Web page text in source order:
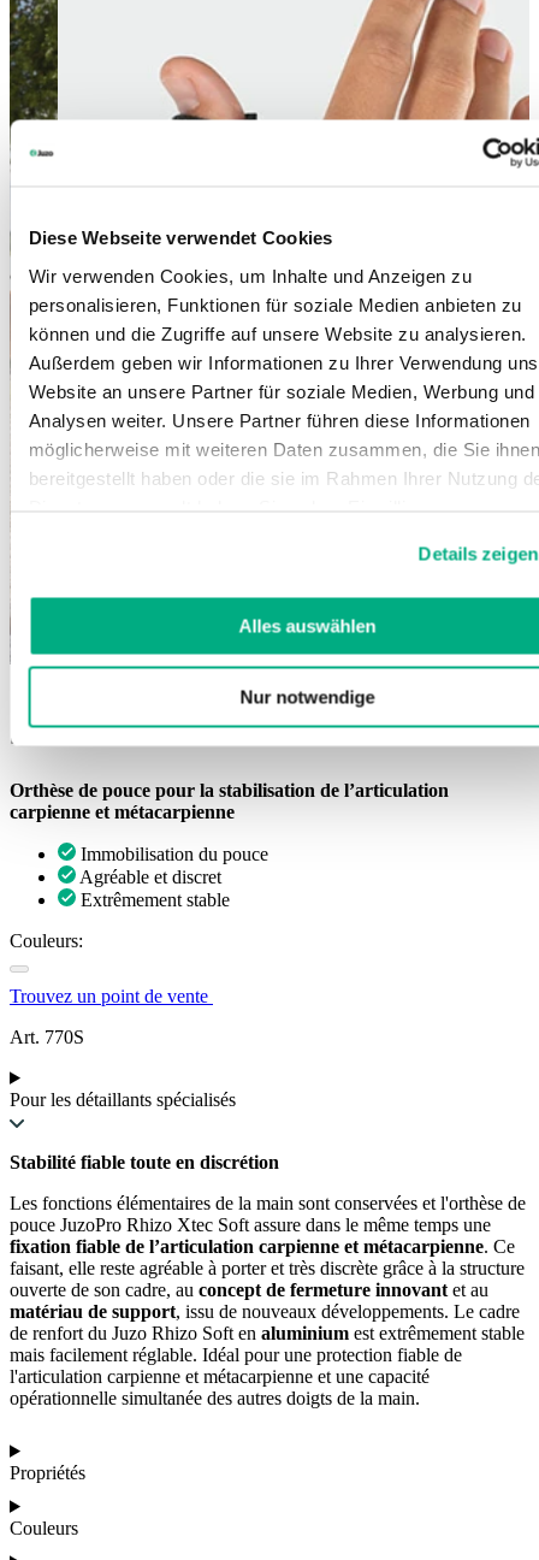
Diese Webseite verwendet Cookies
Wir verwenden Cookies, um Inhalte und Anzeigen zu
personalisieren, Funktionen für soziale Medien anbieten zu
können und die Zugriffe auf unsere Website zu analysieren.
Außerdem geben wir Informationen zu Ihrer Verwendung
Website an unsere Partner für soziale Medien, Werbung und
Analysen weiter. Unsere Partner führen diese Informationen
möglicherweise mit weiteren Daten zusammen, die Sie ihnen
bereitgestellt haben oder die sie im Rahmen Ihrer Nutzung
unsererDatenschutzerklärungundImpressum.
Details zeigen
Alles auswählen
Nur notwendige
JuzoPro Rhizo Xtec Soft
Orthèse de pouce pour la stabilisation de l’articulation
carpienne et métacarpienne
Immobilisation du pouce
Agréable et discret
Extrêmement stable
Couleurs:
Trouvez un point de vente
Art. 770S
Pour les détaillants spécialisés
Stabilité fiable toute en discrétion
Les fonctions élémentaires de la main sont conservées et l'orthèse de
pouce JuzoPro Rhizo Xtec Soft assure dans le même temps une
fixation fiable de l’articulation carpienne et métacarpienne. Ce
faisant, elle reste agréable à porter et très discrète grâce à la structure
ouverte de son cadre, au concept de fermeture innovant et au
matériau de support, issu de nouveaux développements. Le cadre
de renfort du Juzo Rhizo Soft en aluminium est extrêmement stable
mais facilement réglable. Idéal pour une protection fiable de
l'articulation carpienne et métacarpienne et une capacité
opérationnelle simultanée des autres doigts de la main.
Propriétés
Couleurs